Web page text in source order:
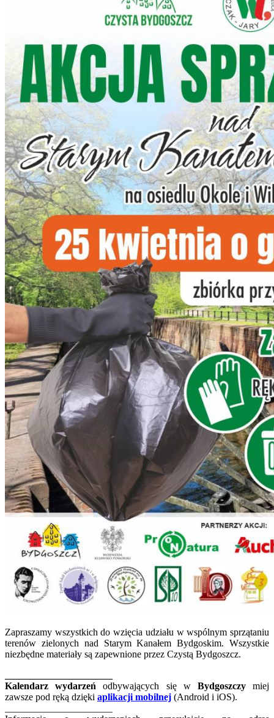
Zapraszamy wszystkich do wzięcia udziału w wspólnym sprzątaniu
terenów zielonych nad Starym Kanałem Bydgoskim. Wszystkie
niezbędne materiały są zapewnione przez Czystą Bydgoszcz.
Kalendarz wydarzeń odbywających się w Bydgoszczymiej
zawsze pod ręką dzięki aplikacji mobilnej (Android i iOS).